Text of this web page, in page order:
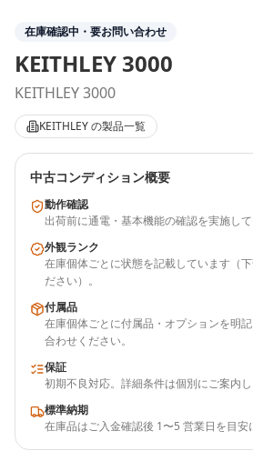
在庫確認中・要お問い合わせ
KEITHLEY 3000
KEITHLEY 3000
KEITHLEYの製品一覧
中古コンディション概要
動作確認
出荷前に通電・基本機能の確認を実施して
外観ランク
在庫個体ごとに状態を記載しています（
ださい）。
付属品
在庫個体ごとに付属品・オプションを明
合わせください。
保証
初期不良対応。詳細条件は個別にご案内し
標準納期
在庫品はご入金確認後 1〜5 営業日を目安